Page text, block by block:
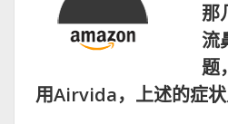
那
流
题
用Airvida，上述的症状